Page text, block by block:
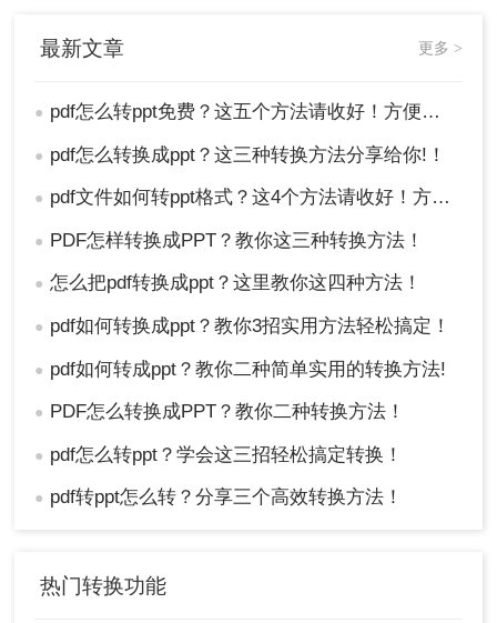
最新文章 更多 >
● pdf怎么转ppt免费？这五个方法请收好！方便又好用！
● pdf怎么转换成ppt？这三种转换方法分享给你!！
● pdf文件如何转ppt格式？这4个方法请收好！方便又好用！
● PDF怎样转换成PPT？教你这三种转换方法！
● 怎么把pdf转换成ppt？这里教你这四种方法！
● pdf如何转换成ppt？教你3招实用方法轻松搞定！
● pdf如何转成ppt？教你二种简单实用的转换方法!
● PDF怎么转换成PPT？教你二种转换方法！
● pdf怎么转ppt？学会这三招轻松搞定转换！
● pdf转ppt怎么转？分享三个高效转换方法！
热门转换功能